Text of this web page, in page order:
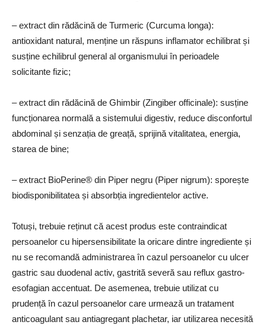
– extract din rădăcină de Turmeric (Curcuma longa):
antioxidant natural, menține un răspuns inflamator echilibrat și
susține echilibrul general al organismului în perioadele
solicitante fizic;
– extract din rădăcină de Ghimbir (Zingiber officinale): susține
funcționarea normală a sistemului digestiv, reduce disconfortul
abdominal și senzația de greață, sprijină vitalitatea, energia,
starea de bine;
– extract BioPerine® din Piper negru (Piper nigrum): sporește
biodisponibilitatea și absorbția ingredientelor active.
Totuși, trebuie reținut că acest produs este contraindicat
persoanelor cu hipersensibilitate la oricare dintre ingrediente și
nu se recomandă administrarea în cazul persoanelor cu ulcer
gastric sau duodenal activ, gastrită severă sau reflux gastro-
esofagian accentuat. De asemenea, trebuie utilizat cu
prudență în cazul persoanelor care urmează un tratament
anticoagulant sau antiagregant plachetar, iar utilizarea necesită